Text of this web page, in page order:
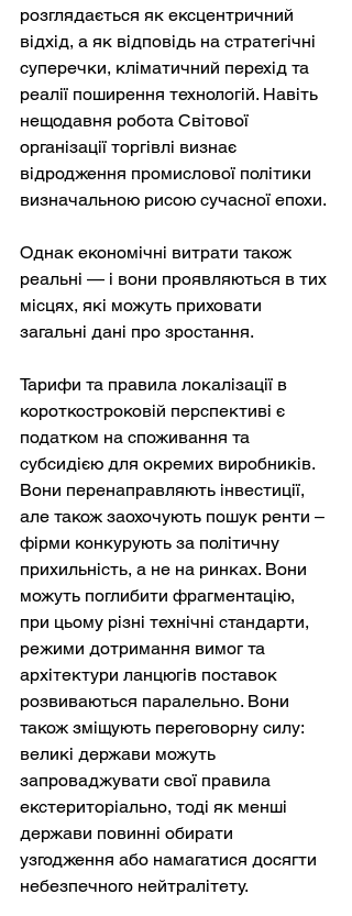
розглядається як ексцентричний
відхід, а як відповідь на стратегічні
суперечки, кліматичний перехід та
реалії поширення технологій. Навіть
нещодавня робота Світової
організації торгівлі визнає
відродження промислової політики
визначальною рисою сучасної епохи.
Однак економічні витрати також
реальні — і вони проявляються в тих
місцях, які можуть приховати
загальні дані про зростання.
Тарифи та правила локалізації в
короткостроковій перспективі є
податком на споживання та
субсидією для окремих виробників.
Вони перенаправляють інвестиції,
але також заохочують пошук ренти –
фірми конкурують за політичну
прихильність, а не на ринках. Вони
можуть поглибити фрагментацію,
при цьому різні технічні стандарти,
режими дотримання вимог та
архітектури ланцюгів поставок
розвиваються паралельно. Вони
також зміщують переговорну силу:
великі держави можуть
запроваджувати свої правила
екстериторіально, тоді як менші
держави повинні обирати
узгодження або намагатися досягти
небезпечного нейтралітету.